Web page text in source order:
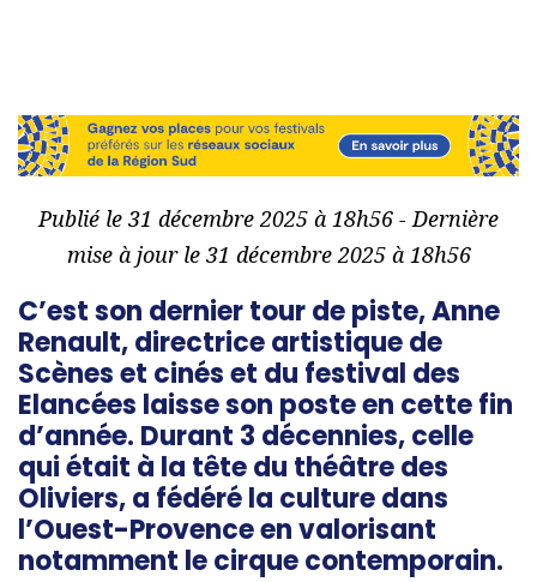
Publié le 31 décembre 2025 à 18h56 - Dernière
mise à jour le 31 décembre 2025 à 18h56
C’est son dernier tour de piste, Anne
Renault, directrice artistique de
Scènes et cinés et du festival des
Elancées laisse son poste en cette fin
d’année. Durant 3 décennies, celle
qui était à la tête du théâtre des
Oliviers, a fédéré la culture dans
l’Ouest-Provence en valorisant
notamment le cirque contemporain.